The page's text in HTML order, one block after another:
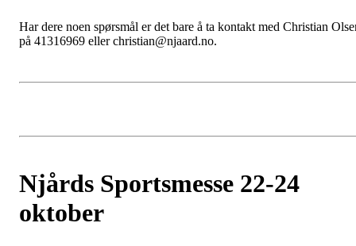
Har dere noen spørsmål er det bare å ta kontakt med Christian
på 41316969 eller christian@njaard.no.
Njårds Sportsmesse 22-24
oktober